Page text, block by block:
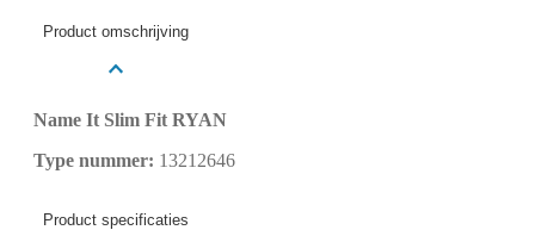
Product omschrijving
Name It Slim Fit RYAN
Type nummer: 13212646
Product specificaties